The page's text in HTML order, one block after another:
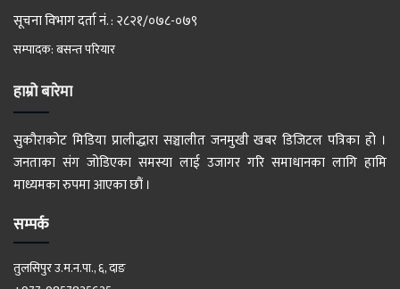
सूचना विभाग दर्ता नं. : २८२१/०७८-०७९
सम्पादक: बसन्त परियार
हाम्रो बारेमा
सुकौराकोट मिडिया प्रालीद्धारा सञ्चालीत जनमुखी खबर डिजिटल पत्रिका हो ।
जनताका संग जोडिएका समस्या लाई उजागर गरि समाधानका लागि हामि
माध्यमका रुपमा आएका छौं ।
सम्पर्क
तुलसिपुर उ.म.न.पा., ६, दाङ